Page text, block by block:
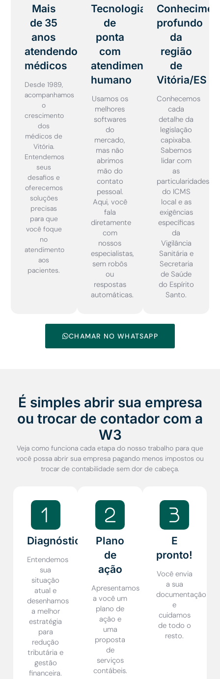
Mais
de 35
anos
atendendo
médicos
Desde 1989,
acompanhamos
o
crescimento
dos
médicos de
Vitória.
Entendemos
seus
desafios e
oferecemos
soluções
precisas
para que
você foque
no
atendimento
aos
pacientes.
Tecnologia
de
ponta
com
atendimento
humano
Usamos os
melhores
softwares
do
mercado,
mas não
abrimos
mão do
contato
pessoal.
Aqui, você
fala
diretamente
com
nossos
especialistas,
sem robôs
ou
respostas
automáticas.
profundo
da
região
de
Vitória/ES
Conhecemos
cada
detalhe da
legislação
capixaba.
Sabemos
lidar com
as
particularidades
do ICMS
local e as
exigências
específicas
da
Vigilância
Sanitária e
Secretaria
de Saúde
do Espírito
Santo.
CHAMAR NO WHATSAPP
É simples abrir sua empresa
ou trocar de contador com a
W3
Veja como funciona cada etapa do nosso trabalho para que
você possa abrir sua empresa pagando menos impostos ou
trocar de contabilidade sem dor de cabeça.
Diagnóstico
Entendemos
sua
situação
atual e
desenhamos
a melhor
estratégia
para
redução
tributária e
gestão
financeira.
Plano
de
ação
Apresentamos
a você um
plano de
ação e
uma
proposta
de
serviços
contábeis.
E
pronto!
Você envia
a sua
documentação
e
cuidamos
de todo o
resto.